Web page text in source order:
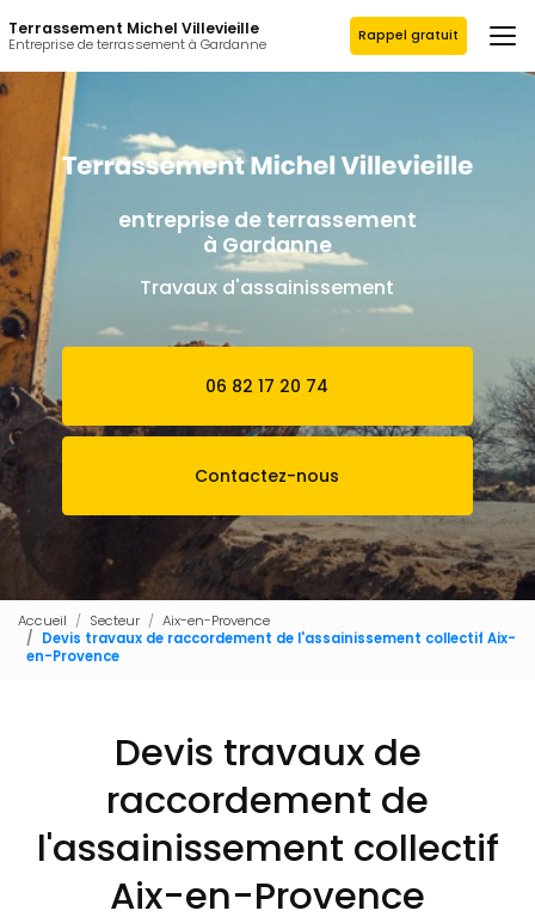
au
contenu
principal
Terrassement Michel Villevieille
Entreprise de terrassement à Gardanne Rappel gratuit
entreprise de terrassement
à Gardanne
Travaux d'assainissement
06 82 17 20 74
Contactez-nous
Accueil Secteur
Aix-en-Provence
Devis travaux de raccordement de l'assainissement collectif Aix-
en-Provence
Devis travaux de
raccordement de
l'assainissement collectif
Aix-en-Provence